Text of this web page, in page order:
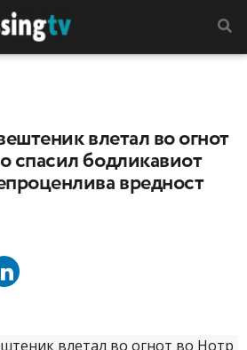
влетал во огнот
спасил бодликавиот
вредност